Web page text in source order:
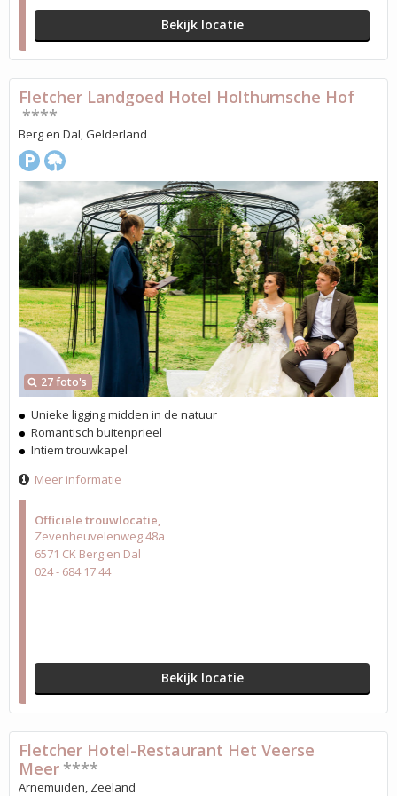
Bekijk locatie
Officiële trouwlocatie
Zevenheuvelenweg 48a
6571 CK Berg en Dal
024 - 684 17 44
Bekijk locatie
27 foto's
Fletcher Landgoed Hotel Holthurnsche Hof
****
Berg en Dal, Gelderland
Unieke ligging midden in de natuur
Romantisch buitenprieel
Intiem trouwkapel
Meer informatie
Fletcher Hotel-Restaurant Het Veerse
Meer ****
Arnemuiden, Zeeland